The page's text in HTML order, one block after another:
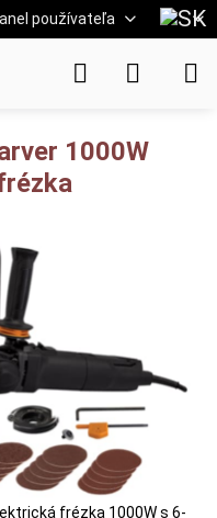
používateľa
1000W
frézka 1000W s 6-